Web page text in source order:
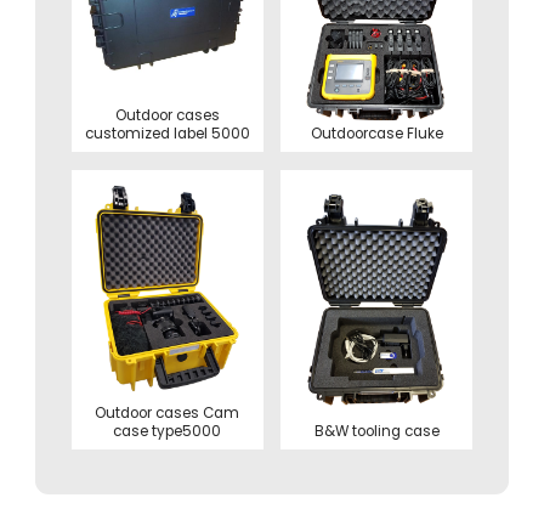
Outdoor cases
customized label 5000
Outdoorcase Fluke
Outdoor cases Cam
case type5000
B&W tooling case